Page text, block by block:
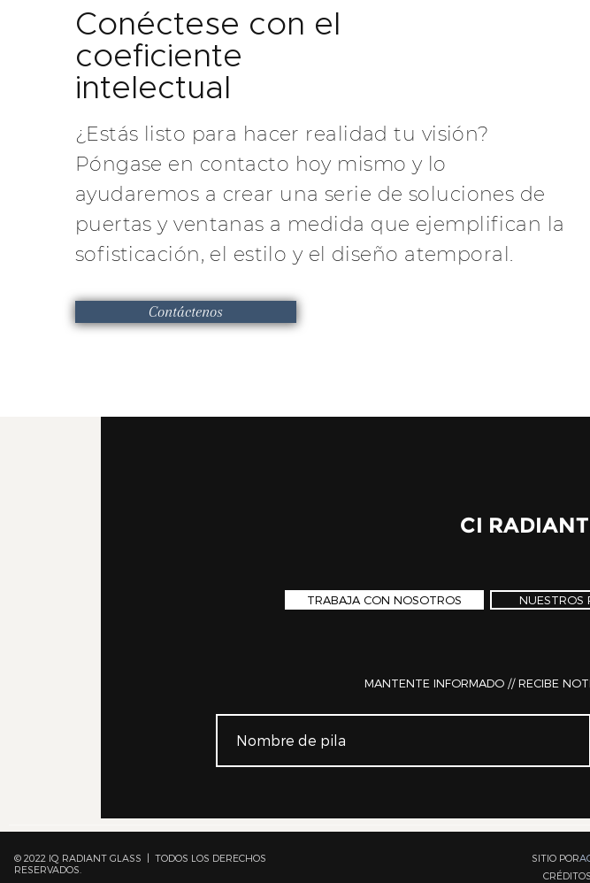
Conéctese con el
coeficiente
intelectual
¿Estás listo para hacer realidad tu visión?
Póngase en contacto hoy mismo y lo
ayudaremos a crear una serie de soluciones de
puertas y ventanas a medida que ejemplifican la
sofisticación, el estilo y el diseño atemporal.
Contáctenos
CI
TRABAJA CON NOSOTROS NUESTROS
MANTENTE INFORMADO // RECIBE
© 2022 IQ RADIANT GLASS | TODOS LOS DERECHOS
RESERVADOS.
SITIO POR